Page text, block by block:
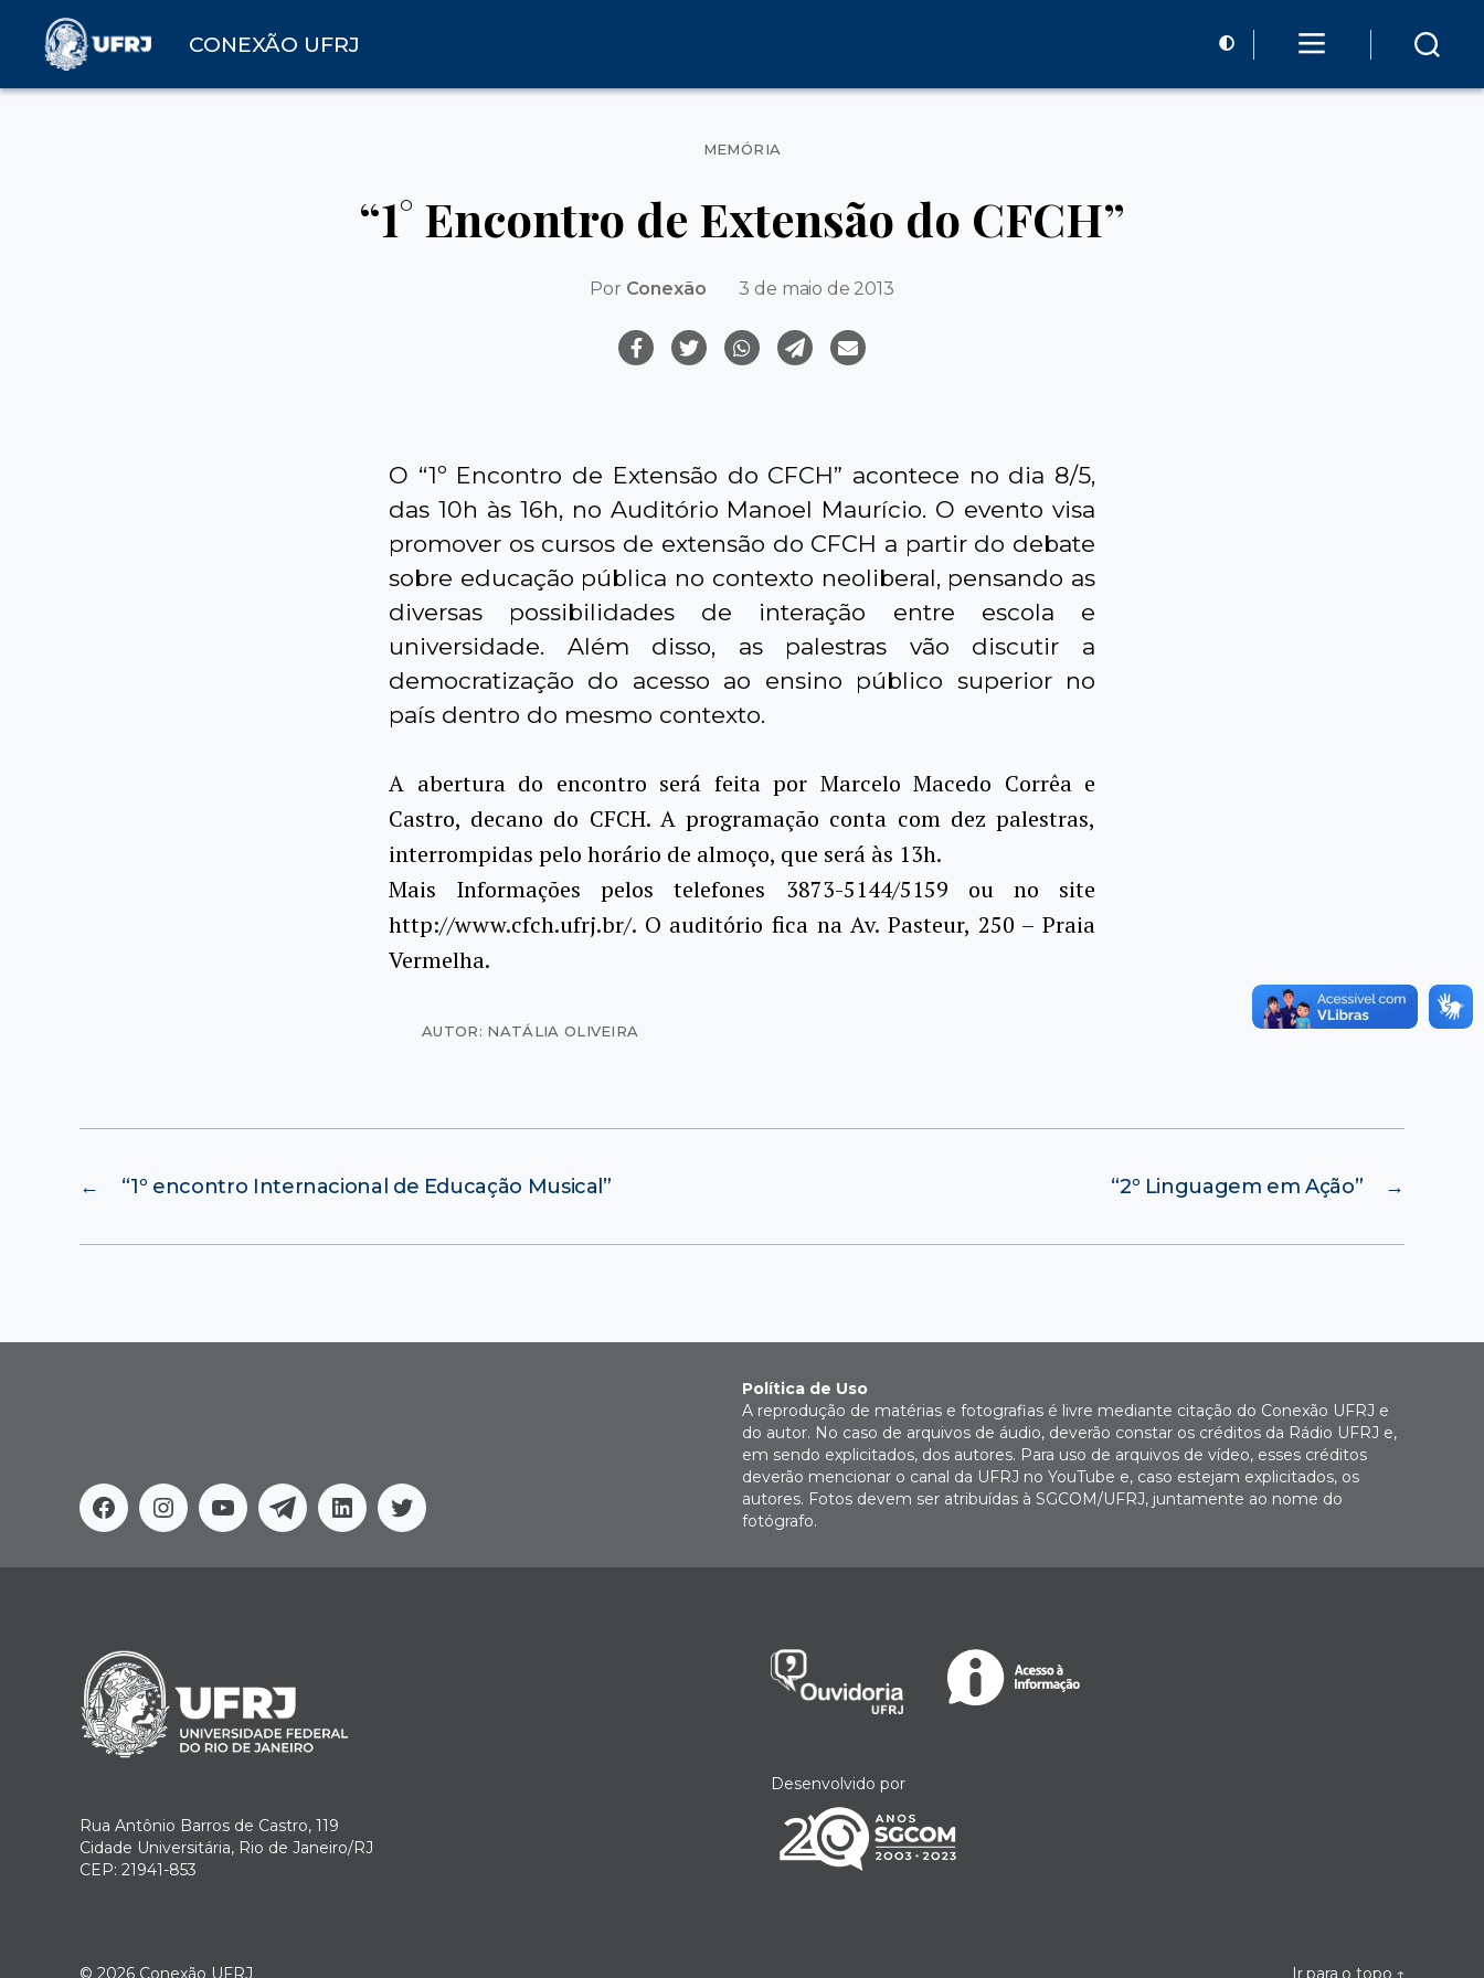
CONEXÃO UFRJ
Categorias
MEMÓRIA
“1° Encontro de Extensão do CFCH”
Por Conexão 3 de maio de 2013
O “1º Encontro de Extensão do CFCH” acontece no dia 8/5,
das 10h às 16h, no Auditório Manoel Maurício. O evento visa
promover os cursos de extensão do CFCH a partir do debate
sobre educação pública no contexto neoliberal, pensando as
diversas possibilidades de interação entre escola e
universidade. Além disso, as palestras vão discutir a
democratização do acesso ao ensino público superior no
país dentro do mesmo contexto.
A abertura do encontro será feita por Marcelo Macedo Corrêa e
Castro, decano do CFCH. A programação conta com dez palestras,
interrompidas pelo horário de almoço, que será às 13h.
Mais Informações pelos telefones 3873-5144/5159 ou no site
http://www.cfch.ufrj.br/. O auditório fica na Av. Pasteur, 250 – Praia
Vermelha.
AUTOR: NATÁLIA OLIVEIRA
← “1º encontro Internacional de Educação Musical” →
“2º Linguagem em Ação”
FacebookInstagram
YoutubeTelegramLinkedinTwitter
Política de Uso
A reprodução de matérias e fotografias é livre mediante citação do Conexão UFRJ e
do autor. No caso de arquivos de áudio, deverão constar os créditos da Rádio UFRJ e,
em sendo explicitados, dos autores. Para uso de arquivos de vídeo, esses créditos
deverão mencionar o canal da UFRJ no YouTube e, caso estejam explicitados, os
autores. Fotos devem ser atribuídas à SGCOM/UFRJ, juntamente ao nome do
fotógrafo.
Rua Antônio Barros de Castro, 119
Cidade Universitária, Rio de Janeiro/RJ
CEP: 21941-853
Desenvolvido por
© 2026 Conexão UFRJ Ir para o topo ↑